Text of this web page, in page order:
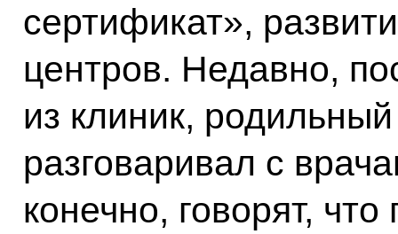
сертификат»,
центров. Недавно,
из клиник,
разговаривал с
конечно, говорят,